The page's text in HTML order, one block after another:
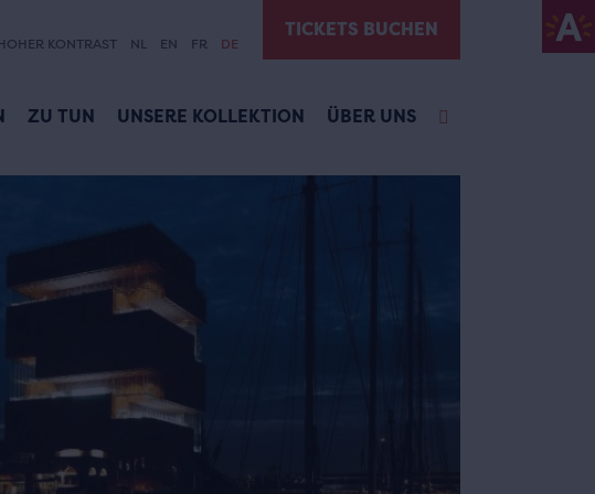
KONTRAST NL EN FR DE
TICKETS BUCHEN
ZU TUN UNSERE KOLLEKTION ÜBER UNS